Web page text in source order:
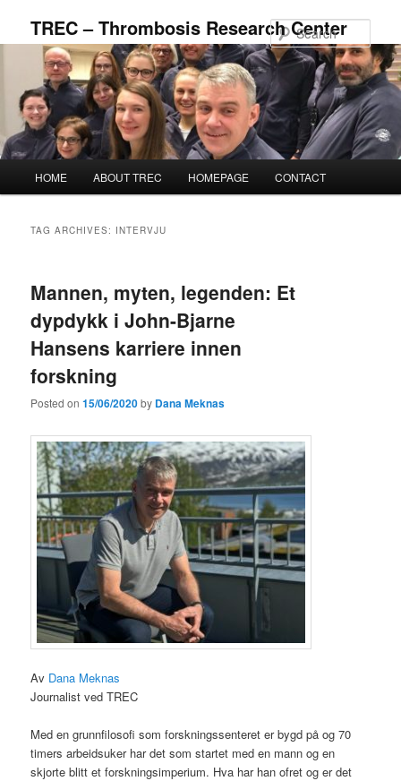
primary
secondary
TREC – Thrombosis Research Center
HOME ABOUT TREC HOMEPAGE CONTACT
TAG ARCHIVES: INTERVJU
Mannen, myten, legenden: Et
dypdykk i John-Bjarne
Hansens karriere innen
forskning
Posted on15/06/2020by Dana Meknas
Av Dana Meknas
Journalist ved TREC
Med en grunnfilosofi som forskningssenteret er bygd på og 70
timers arbeidsuker har det som startet med en mann og en
skjorte blitt et forskningsimperium. Hva har han ofret og er det